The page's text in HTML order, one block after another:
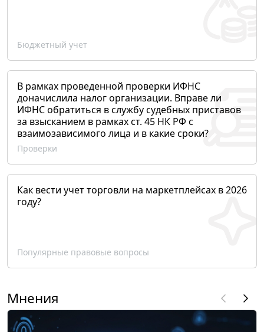
Бюджетный учет
В рамках проведенной проверки ИФНС
доначислила налог организации. Вправе ли
ИФНС обратиться в службу судебных приставов
за взысканием в рамках ст. 45 НК РФ с
взаимозависимого лица и в какие сроки?
Проверки
Как вести учет торговли на маркетплейсах в 2026
году?
Популярные правовые вопросы
Мнения